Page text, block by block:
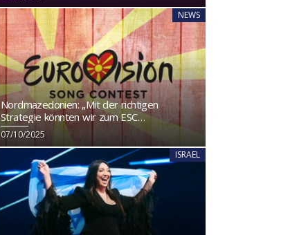
NEWS
Nordmazedonien: „Mit der richtigen
Strategie könnten wir zum ESC
zurückkehren“
07/10/2025
ISRAEL